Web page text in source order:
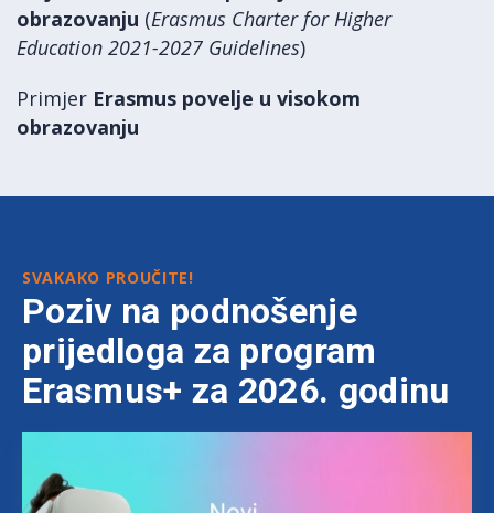
obrazovanju (Erasmus Charter for Higher
Education 2021-2027 Guidelines)
Primjer Erasmus povelje u visokom
obrazovanju
SVAKAKO PROUČITE!
Poziv na podnošenje
prijedloga za program
Erasmus+ za 2026. godinu